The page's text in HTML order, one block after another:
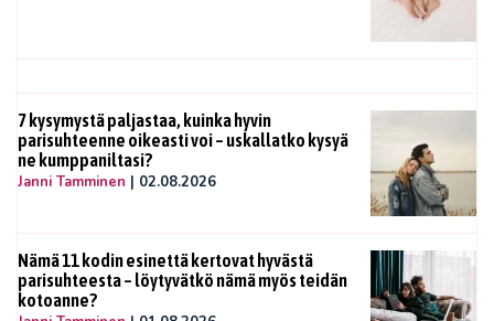
7 kysymystä paljastaa, kuinka hyvin
parisuhteenne oikeasti voi – uskallatko kysyä
ne kumppaniltasi?
Janni Tamminen | 02.08.2026
Nämä 11 kodin esinettä kertovat hyvästä
parisuhteesta – löytyvätkö nämä myös teidän
kotoanne?